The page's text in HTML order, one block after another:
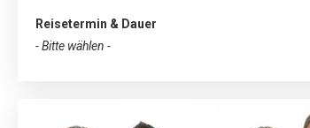
Reisetermin & Dauer
- Bitte wählen -